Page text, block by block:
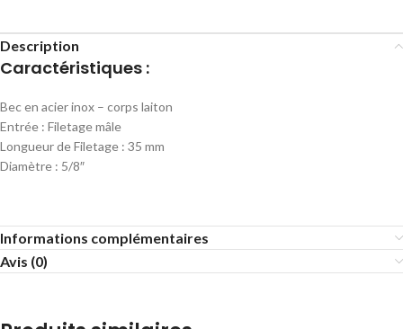
Description
Caractéristiques :
Bec en acier inox – corps laiton
Entrée : Filetage mâle
Longueur de Filetage : 35 mm
Diamètre : 5/8″
Informations complémentaires
Avis (0)